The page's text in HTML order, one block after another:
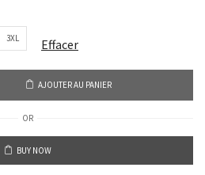
3XL Effacer
AJOUTER AU PANIER
OR
BUY NOW